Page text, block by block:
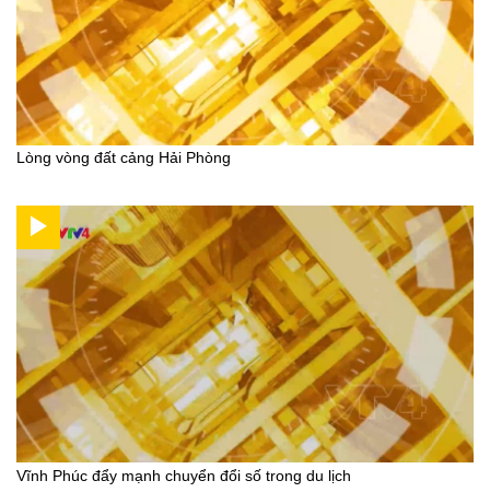
Lòng vòng đất cảng Hải Phòng
Vĩnh Phúc đẩy mạnh chuyển đổi số trong du lịch